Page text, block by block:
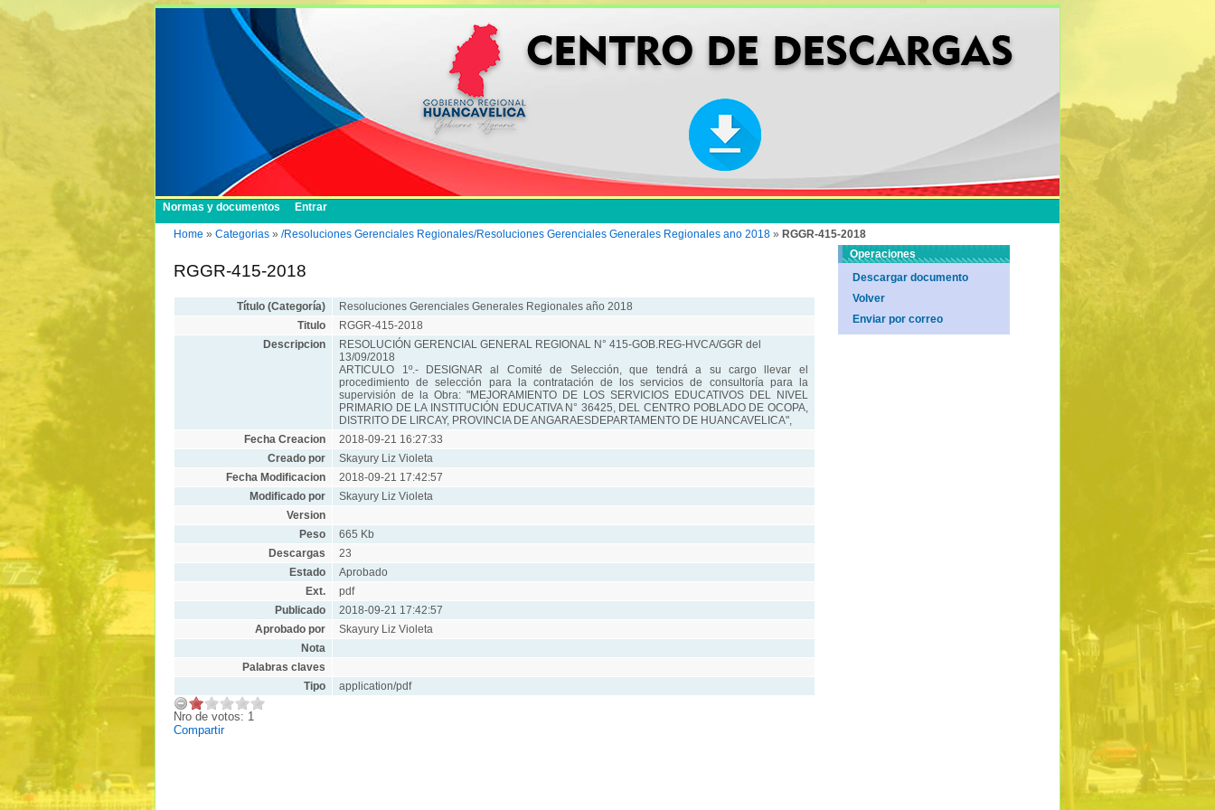
Normas y documentos Entrar
Home » Categorias » /Resoluciones Gerenciales Regionales/Resoluciones Gerenciales Generales Regionales ano 2018 » RGGR-415-2018
RGGR-415-2018
Título (Categoría)
Resoluciones Gerenciales Generales Regionales año 2018
Titulo
RGGR-415-2018
Descripcion
RESOLUCIÓN GERENCIAL GENERAL REGIONAL N° 415-GOB.REG-HVCA/GGR del
13/09/2018
ARTICULO 1º.- DESIGNAR al Comité de Selección, que tendrá a su cargo llevar el
procedimiento de selección para la contratación de los servicios de consultoría para la
supervisión de la Obra: "MEJORAMIENTO DE LOS SERVICIOS EDUCATIVOS DEL NIVEL
PRIMARIO DE LA INSTITUCIÓN EDUCATIVA N° 36425, DEL CENTRO POBLADO DE OCOPA,
DISTRITO DE LIRCAY, PROVINCIA DE ANGARAESDEPARTAMENTO DE HUANCAVELICA",
Fecha Creacion
2018-09-21 16:27:33
Creado por
Skayury Liz Violeta
Fecha Modificacion
2018-09-21 17:42:57
Modificado por
Skayury Liz Violeta
Version
Peso
665 Kb
Descargas
23
Estado
Aprobado
Ext.
pdf
Publicado
2018-09-21 17:42:57
Aprobado por
Skayury Liz Violeta
Nota
Palabras claves
Tipo
application/pdf
Nro de votos: 1
Compartir
Operaciones
Descargar documento
Volver
Enviar por correo